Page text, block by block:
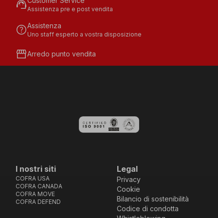
support_agentAssistenza pre e post vendita
helpAssistenza
Uno staff esperto a vostra disposizione
storefrontArredo punto vendita
I nostri siti
COFRA USA
COFRA CANADA
COFRA MOVE
COFRA DEFEND
Legal
Privacy
Cookie
Bilancio di sostenibilità
Codice di condotta